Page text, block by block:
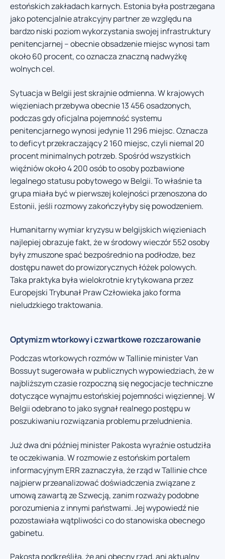
estońskich zakładach karnych. Estonia była postrzegana
jako potencjalnie atrakcyjny partner ze względu na
bardzo niski poziom wykorzystania swojej infrastruktury
penitencjarnej – obecnie obsadzenie miejsc wynosi tam
około 60 procent, co oznacza znaczną nadwyżkę
wolnych cel.
Sytuacja w Belgii jest skrajnie odmienna. W krajowych
więzieniach przebywa obecnie 13 456 osadzonych,
podczas gdy oficjalna pojemność systemu
penitencjarnego wynosi jedynie 11 296 miejsc. Oznacza
to deficyt przekraczający 2 160 miejsc, czyli niemal 20
procent minimalnych potrzeb. Spośród wszystkich
więźniów około 4 200 osób to osoby pozbawione
legalnego statusu pobytowego w Belgii. To właśnie ta
grupa miała być w pierwszej kolejności przenoszona do
Estonii, jeśli rozmowy zakończyłyby się powodzeniem.
Humanitarny wymiar kryzysu w belgijskich więzieniach
najlepiej obrazuje fakt, że w środowy wieczór 552 osoby
były zmuszone spać bezpośrednio na podłodze, bez
dostępu nawet do prowizorycznych łóżek polowych.
Taka praktyka była wielokrotnie krytykowana przez
Europejski Trybunał Praw Człowieka jako forma
nieludzkiego traktowania.
Optymizm wtorkowy i czwartkowe rozczarowanie
Podczas wtorkowych rozmów w Tallinie minister Van
Bossuyt sugerowała w publicznych wypowiedziach, że w
najbliższym czasie rozpoczną się negocjacje techniczne
dotyczące wynajmu estońskiej pojemności więziennej. W
Belgii odebrano to jako sygnał realnego postępu w
poszukiwaniu rozwiązania problemu przeludnienia.
Już dwa dni później minister Pakosta wyraźnie ostudziła
te oczekiwania. W rozmowie z estońskim portalem
informacyjnym ERR zaznaczyła, że rząd w Tallinie chce
najpierw przeanalizować doświadczenia związane z
umową zawartą ze Szwecją, zanim rozważy podobne
porozumienia z innymi państwami. Jej wypowiedź nie
pozostawiała wątpliwości co do stanowiska obecnego
gabinetu.
Pakosta podkreśliła, że ani obecny rząd, ani aktualny